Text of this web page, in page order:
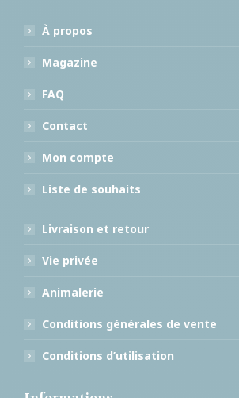
À propos
Magazine
FAQ
Contact
Mon compte
Liste de souhaits
Livraison et retour
Vie privée
Animalerie
Conditions générales de vente
Conditions d’utilisation